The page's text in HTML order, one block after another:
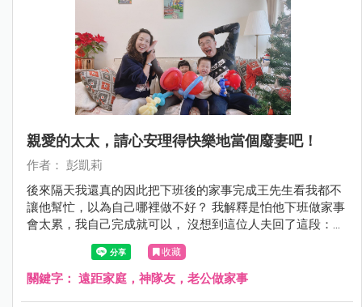
親愛的太太，請心安理得快樂地當個廢妻吧！
作者： 彭凱莉
後來隔天我還真的因此把下班後的家事完成王先生看我都不
讓他幫忙，以為自己哪裡做不好？ 我解釋是怕他下班做家事
會太累，我自己完成就可以， 沒想到這位人夫回了這段：
「我自己一個人住的時候，一樣要下班煮飯、洗碗、洗衣、
打掃家裡，並不會因為回來台灣有老婆在，就覺得這些應該
全部讓妳做！」 就是這段！讓我打從心裡覺得王先生好帥！
收藏
關鍵字： 遠距家庭，神隊友，老公做家事